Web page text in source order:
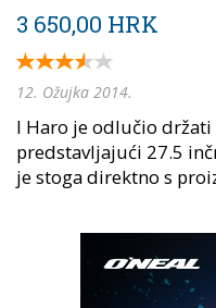
3 650,00 HRK
12. Ožujka 2014.
I Haro je odlučio
predstavljajući 27.5
je stoga direktno s